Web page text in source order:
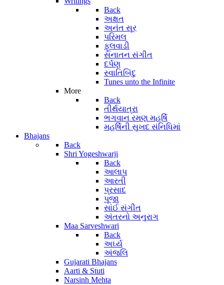
Back
અક્ષત
અનંત સૂર
પરિમલ
ફૂલવાડી
સનાતન સંગીત
દર્પણ
સ્વાતિબિંદુ
Tunes unto the Infinite
More
Back
તીર્થયાત્રા
ભગવાન રમણ મહર્ષિ
મહર્ષિની સુખદ સંનિધિમાં
Bhajans
Back
Shri Yogeshwarji
Back
આલાપ
આરતી
પ્રસાદ
પૂજા
સાંઈ સંગીત
અંતરનો અનુરાગ
Maa Sarveshwari
Back
અર્ઘ્ય
અંજલિ
Gujarati Bhajans
Aarti & Stuti
Narsinh Mehta